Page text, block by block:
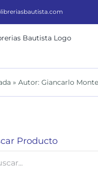
» Autor: Giancarlo
Producto